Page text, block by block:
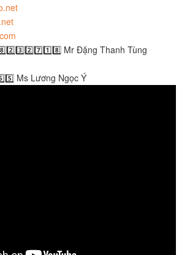
Mr Đặng Thanh Tùng
Ms Lương Ngọc Ý